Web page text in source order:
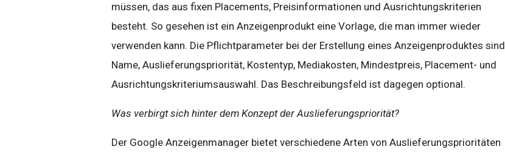
müssen, das aus fixen Placements, Preisinformationen und Ausrichtungskriterien
besteht. So gesehen ist ein Anzeigenprodukt eine Vorlage, die man immer wieder
verwenden kann. Die Pflichtparameter bei der Erstellung eines Anzeigenproduktes sind
Name, Auslieferungspriorität, Kostentyp, Mediakosten, Mindestpreis, Placement- und
Ausrichtungskriteriumsauswahl. Das Beschreibungsfeld ist dagegen optional.
Was verbirgt sich hinter dem Konzept der Auslieferungspriorität?
Der Google Anzeigenmanager bietet verschiedene Arten von Auslieferungsprioritäten